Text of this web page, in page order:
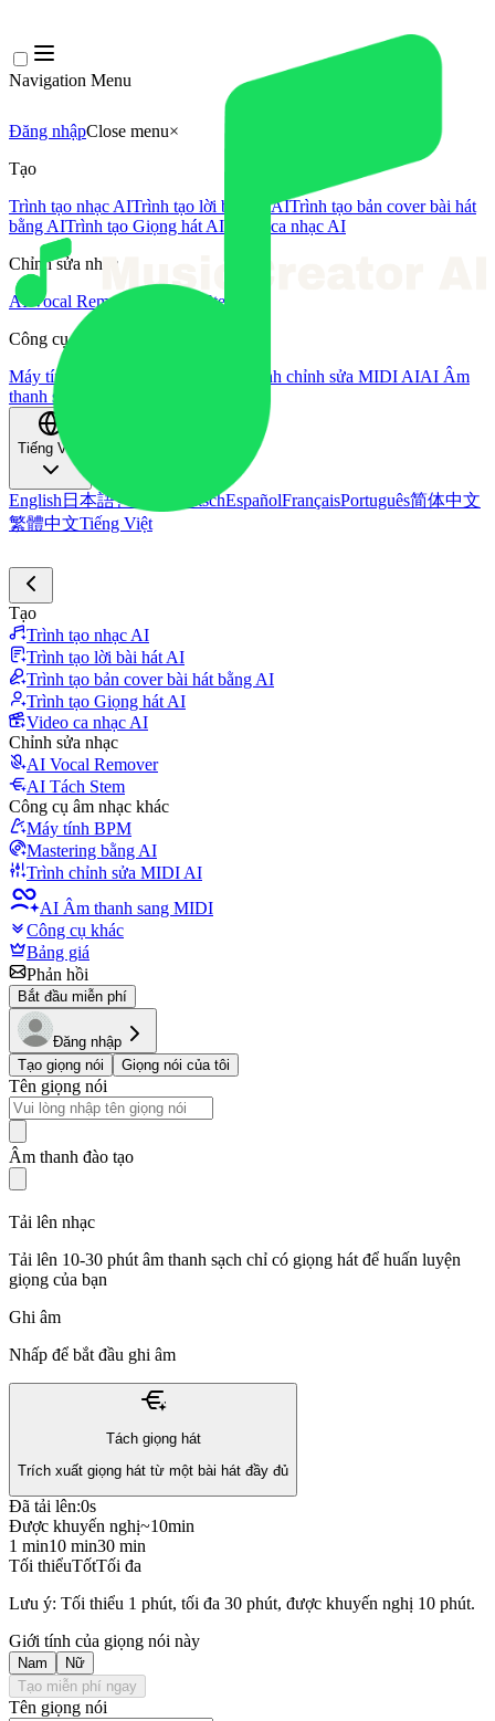
Navigation Menu
Đăng nhậpClose menu×
Tạo
Trình tạo nhạc AITrình tạo lời bài hát AITrình tạo bản cover bài hát
bằng AITrình tạo Giọng hát AI Video ca nhạc AI
Chỉnh sửa nhạc
AI Vocal Remover
AI Tách Stem
Công cụ âm nhạc khác
Máy tính BPM
Trình chỉnh sửa MIDI AIAI Âm
thanh sang MIDI
Tiếng Việt
English 日本語한국어 DeutschEspañolFrançaisPortuguês简体中文
繁體中文Tiếng Việt
Tạo
Trình tạo nhạc AI
Trình tạo lời bài hát AI
Trình tạo bản cover bài hát bằng AI
Trình tạo Giọng hát AI
Video ca nhạc AI
Chỉnh sửa nhạc
AI Vocal Remover
AI Tách Stem
Công cụ âm nhạc khác
Máy tính BPM
Mastering bằng AI
Trình chỉnh sửa MIDI AI
AI Âm thanh sang MIDI
Công cụ khác
Bảng giá
Phản hồi
Bắt đầu miễn phí
Đăng nhập
Tạo giọng nói
Giọng nói của tôi
Tên giọng nói
Âm thanh đào tạo
Tải lên nhạc
Tải lên 10-30 phút âm thanh sạch chỉ có giọng hát để huấn luyện
giọng của bạn
Ghi âm
Nhấp để bắt đầu ghi âm
Tách giọng hát
Trích xuất giọng hát từ một bài hát đầy đủ
Đã tải lên:0s
Được khuyến nghị~10min
1 min10 min30 min
Tối thiểuTốtTối đa
Lưu ý: Tối thiểu 1 phút, tối đa 30 phút, được khuyến nghị 10 phút.
Giới tính của giọng nói này
Nam
Nữ
Tạo miễn phí ngay
Tên giọng nói